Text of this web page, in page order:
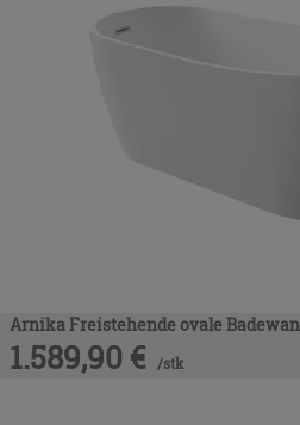
Arnika Freistehende ovale
1.589,90 € /stk